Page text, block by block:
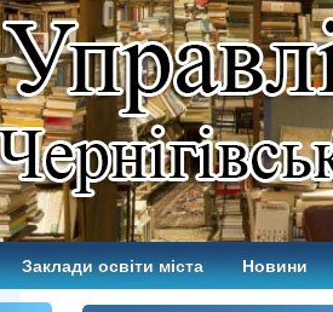
Заклади освіти міста Новини